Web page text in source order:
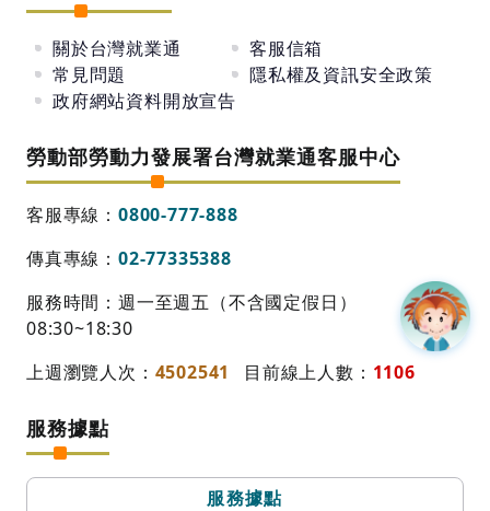
關於台灣就業通
客服信箱
常見問題
隱私權及資訊安全政策
政府網站資料開放宣告
勞動部勞動力發展署台灣就業通客服中心
客服專線： 0800-777-888
傳真專線： 02-77335388
服務時間：週一至週五（不含國定假日）
08:30~18:30
上週瀏覽人次： 4502541 目前線上人數： 1106
服務據點
服務據點